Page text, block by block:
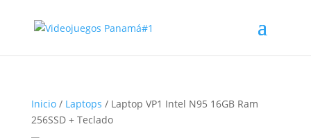
Inicio/ Laptops / Laptop VP1 Intel N95 16GB Ram
256SSD + Teclado